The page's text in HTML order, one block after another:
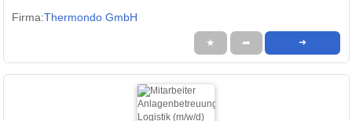
Firma:Thermondo GmbH
★ ➦ ➜